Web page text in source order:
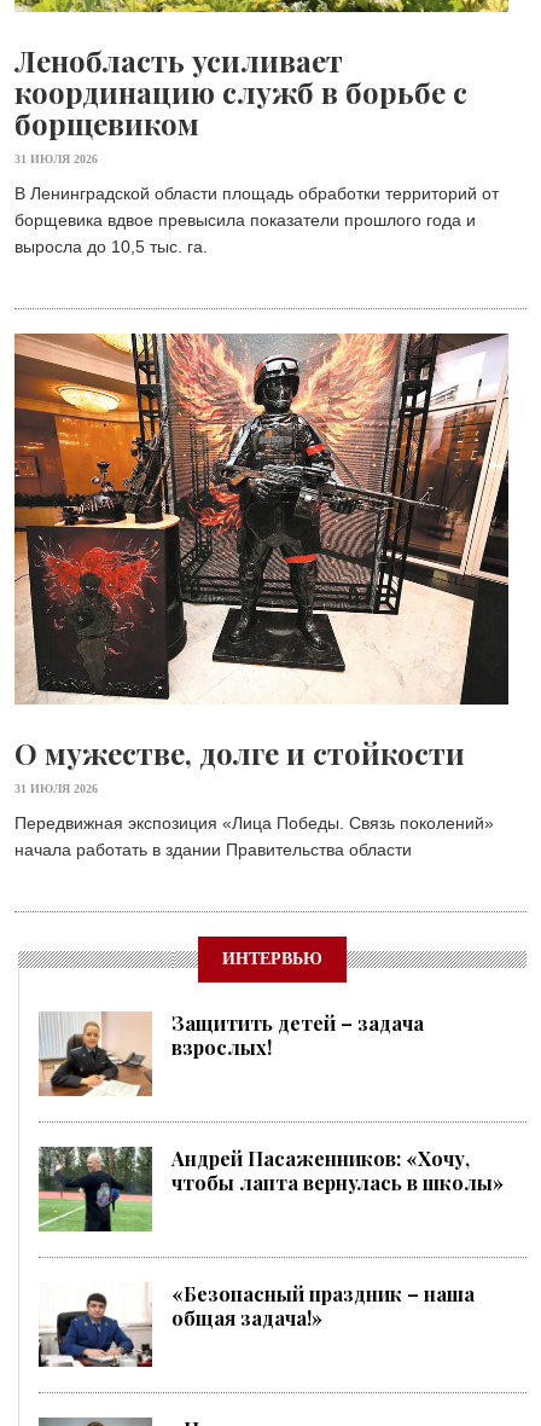
Ленобласть усиливает
координацию служб в борьбе с
борщевиком
31 ИЮЛЯ 2026
В Ленинградской области площадь обработки территорий от
борщевика вдвое превысила показатели прошлого года и
выросла до 10,5 тыс. га.
О мужестве, долге и стойкости
31 ИЮЛЯ 2026
Передвижная экспозиция «Лица Победы. Связь поколений»
начала работать в здании Правительства области
ИНТЕРВЬЮ
Защитить детей – задача
взрослых!
Андрей Пасаженников: «Хочу,
чтобы лапта вернулась в школы»
«Безопасный праздник – наша
общая задача!»